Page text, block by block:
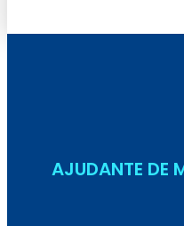
AJUDANTE DE